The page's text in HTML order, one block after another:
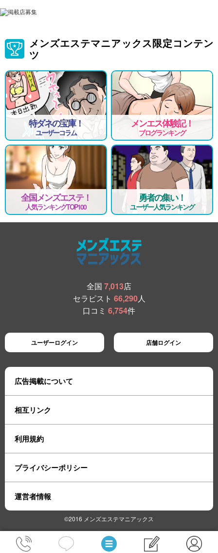
メンズエステマニアックス限定コンテン
ツ
特ダネの宝庫！
ユーザーコラム
メンエス体験記！
ブログランキング
全国メンズエステ！
人気ランキングTOP100
勇者の集い！
ユーザー人気ランキング
全国 7,013店
セラピスト 66,290人
口コミ 6,754件
ユーザーログイン 店舗ログイン
広告掲載について
相互リンク
利用規約
プライバシーポリシー
運営者情報
©2016 メンズエステマニアックス